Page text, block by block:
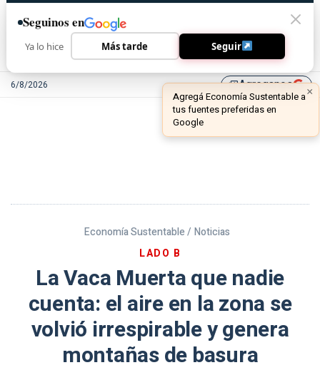
6/8/2026 library_addAgreganos
Economía Sustentable / Noticias
LADO B
La Vaca Muerta que nadie
cuenta: el aire en la zona se
volvió irrespirable y genera
montañas de basura
Seguinos en
Ya lo hice Más tarde Seguir